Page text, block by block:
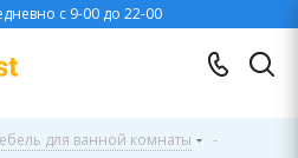
с 9-00 до 22-00
для ванной комнаты
-